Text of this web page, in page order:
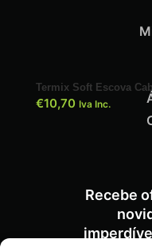
Termix Soft Escova
€10,70 Iva Inc.
Recebe